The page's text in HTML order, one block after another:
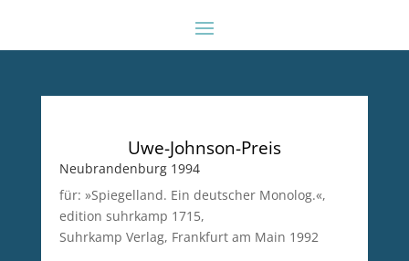
Uwe-Johnson-Preis
Neubrandenburg 1994
für: »Spiegelland. Ein deutscher Monolog.«,
edition suhrkamp 1715,
Suhrkamp Verlag, Frankfurt am Main 1992